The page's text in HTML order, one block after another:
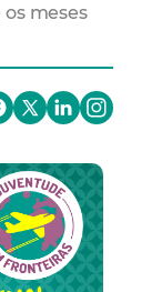
meses